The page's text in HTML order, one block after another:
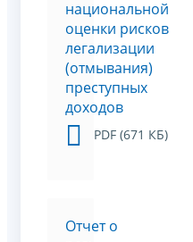
национальной
оценки рисков
легализации
(отмывания)
преступных
доходов
PDF (671 КБ)
Отчет о